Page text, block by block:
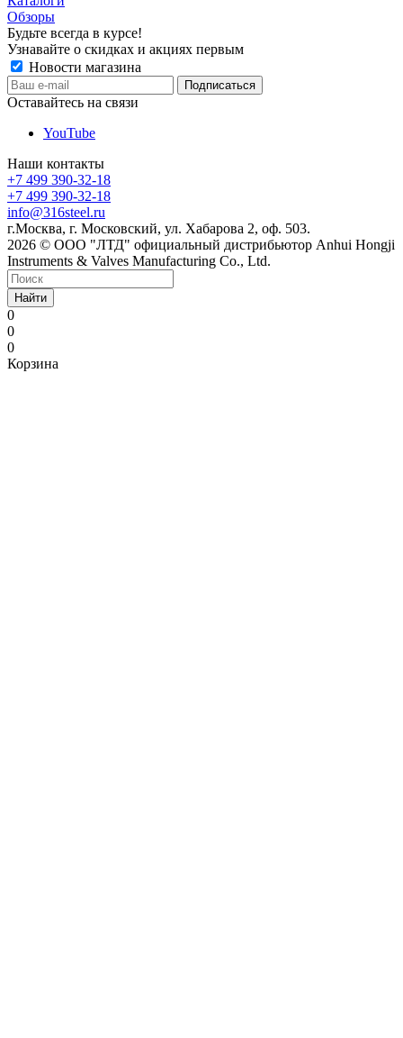
Обзоры
Будьте всегда в курсе!
Узнавайте о скидках и акциях первым
Новости магазина
Оставайтесь на связи
YouTube
Наши контакты
+7 499 390-32-18
+7 499 390-32-18
info@316steel.ru
г.Москва, г. Московский, ул. Хабарова 2, оф. 503.
2026 © ООО "ЛТД" официальный дистрибьютор Anhui Hongji
Instruments & Valves Manufacturing Co., Ltd.
Найти
0
0
0
Корзина